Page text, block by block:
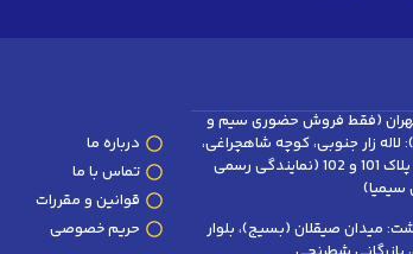
(فقط فروش حضوری سیم و
لاله زار جنوبی، کوچه شاهچراغی،
پاساژ پانیذ، پلاک 101 و 102 (نمایندگی رسمی
سیمیا)
میدان صیقلان (بسیج)، بلوار
درباره ما
تماس با ما
قوانین و مقررات
حریم خصوصی